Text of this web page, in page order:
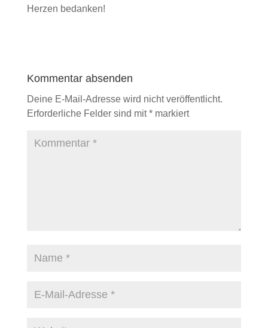
Herzen bedanken!
Kommentar absenden
Deine E-Mail-Adresse wird nicht veröffentlicht.
Erforderliche Felder sind mit*markiert